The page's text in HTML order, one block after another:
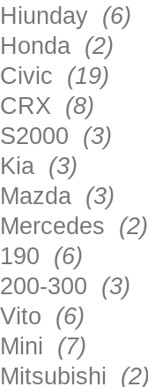
Hiunday (6)
Honda (2)
Civic (19)
CRX (8)
S2000 (3)
Kia (3)
Mazda (3)
Mercedes (2)
190 (6)
200-300 (3)
Vito (6)
Mini (7)
Mitsubishi (2)